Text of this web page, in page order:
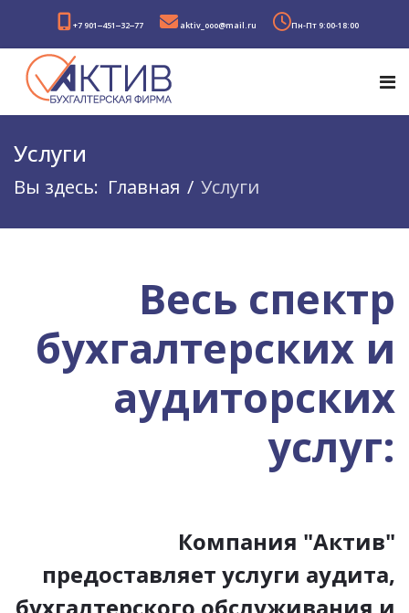
+7 901‒451‒32‒77 aktiv_ooo@mail.ru Пн-Пт 9:00-18:00
Услуги
Вы здесь: Главная Услуги
Весь спектр
бухгалтерских и
аудиторских
услуг:
Компания "Актив"
предоставляет услуги аудита,